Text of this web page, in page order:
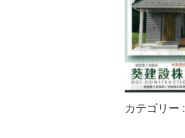
カテゴリー :